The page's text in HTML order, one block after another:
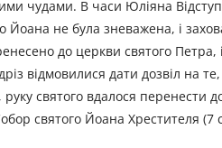
чудами. В часи Юліяна
не була зневажена, і
до церкви святого Петра,
відмовилися дати дозвіл на
святого вдалося перенести
святого Йоана Хрестителя (7